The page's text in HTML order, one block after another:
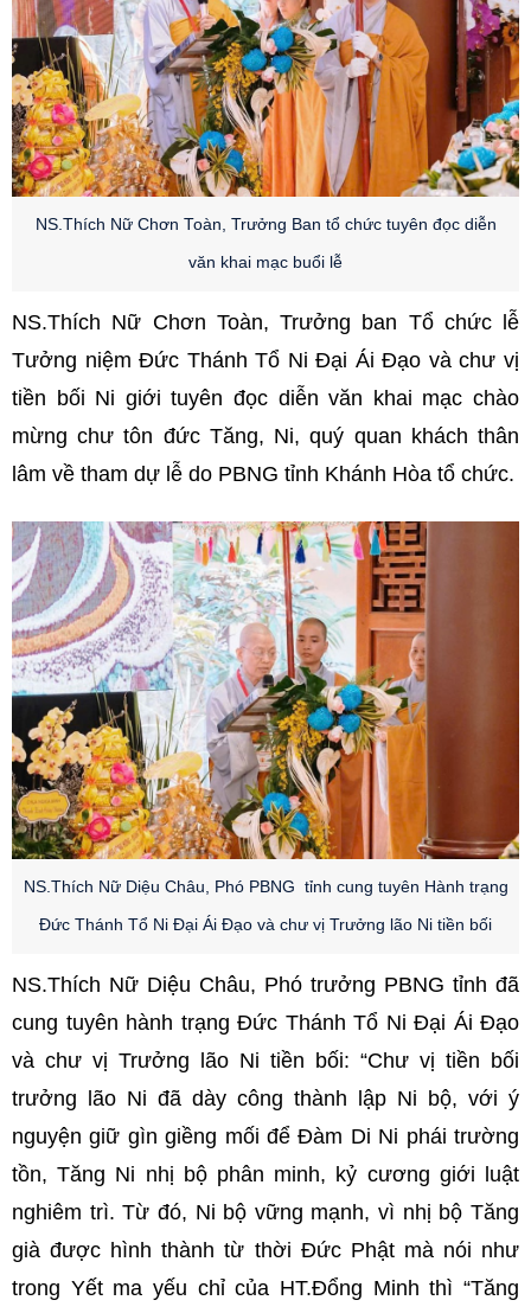
NS.Thích Nữ Chơn Toàn, Trưởng Ban tổ chức tuyên đọc diễn
văn khai mạc buổi lễ
NS.Thích Nữ Chơn Toàn, Trưởng ban Tổ chức lễ
Tưởng niệm Đức Thánh Tổ Ni Đại Ái Đạo và chư vị
tiền bối Ni giới tuyên đọc diễn văn khai mạc chào
mừng chư tôn đức Tăng, Ni, quý quan khách thân
lâm về tham dự lễ do PBNG tỉnh Khánh Hòa tổ chức.
NS.Thích Nữ Diệu Châu, Phó PBNG tỉnh cung tuyên Hành trạng
Đức Thánh Tổ Ni Đại Ái Đạo và chư vị Trưởng lão Ni tiền bối
NS.Thích Nữ Diệu Châu, Phó trưởng PBNG tỉnh đã
cung tuyên hành trạng Đức Thánh Tổ Ni Đại Ái Đạo
và chư vị Trưởng lão Ni tiền bối: “Chư vị tiền bối
trưởng lão Ni đã dày công thành lập Ni bộ, với ý
nguyện giữ gìn giềng mối để Đàm Di Ni phái trường
tồn, Tăng Ni nhị bộ phân minh, kỷ cương giới luật
nghiêm trì. Từ đó, Ni bộ vững mạnh, vì nhị bộ Tăng
già được hình thành từ thời Đức Phật mà nói như
trong Yết ma yếu chỉ của HT.Đổng Minh thì “Tăng